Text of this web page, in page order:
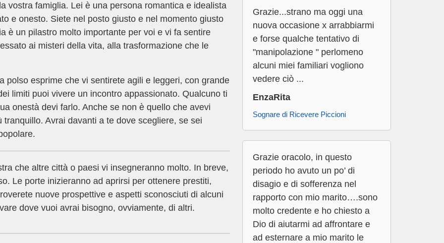
vostra famiglia. Lei è una persona romantica e idealista
e onesto. Siete nel posto giusto e nel momento giusto
è un pilastro molto importante per voi e vi fa sentire
ai misteri della vita, alla trasformazione che le
polso esprime che vi sentirete agili e leggeri, con grande
limiti puoi vivere un incontro appassionato. Qualcuno ti
onestà devi farlo. Anche se non è quello che avevi
Avrai davanti a te dove scegliere, se sei
che altre città o paesi vi insegneranno molto. In breve,
Le porte inizieranno ad aprirsi per ottenere prestiti,
nuove prospettive e aspetti sconosciuti di alcuni
dove vuoi avrai bisogno, ovviamente, di altri.
Grazie...strano ma oggi una
nuova occasione x arrabbiarmi
e forse qualche tentativo di
"manipolazione " perlomeno
alcuni miei familiari vogliono
vedere ciò ...
EnzaRita
Sognare di Ricevere Piccioni
Grazie oracolo, in questo
periodo ho avuto un po’ di
disagio e di sofferenza nel
rapporto con mio marito….sono
molto credente e ho chiesto a
Dio di aiutarmi ad affrontare e
ad esternare a mio marito le